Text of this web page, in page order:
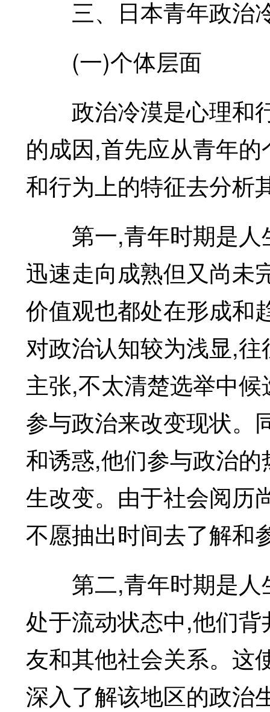
三、日本青年政治
(一)个体层面
政治冷漠是心理和
的成因,首先应从青年
和行为上的特征去分析
第一,青年时期是人
迅速走向成熟但又尚未
价值观也都处在形成和
对政治认知较为浅显,
主张,不太清楚选举中
参与政治来改变现状。
和诱惑,他们参与政治
生改变。由于社会阅历
不愿抽出时间去了解和
第二,青年时期是人
处于流动状态中,他们
友和其他社会关系。这
深入了解该地区的政治